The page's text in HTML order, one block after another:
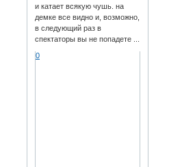
и катает всякую чушь. на
демке все видно и, возможно,
в следующий раз в
спектаторы вы не попадете ...
0